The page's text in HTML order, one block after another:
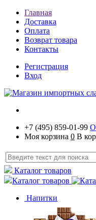
Главная
Доставка
Оплата
Возврат товара
Контакты
Регистрация
Вход
+7 (495) 859-01-99
Моя корзина 0 В
Каталог товаров
Каталог товаров
Напитки